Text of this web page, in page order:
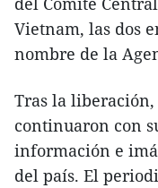
Vietnam, las dos
nombre de la
Tras la
continuaron con
información e
del país. El